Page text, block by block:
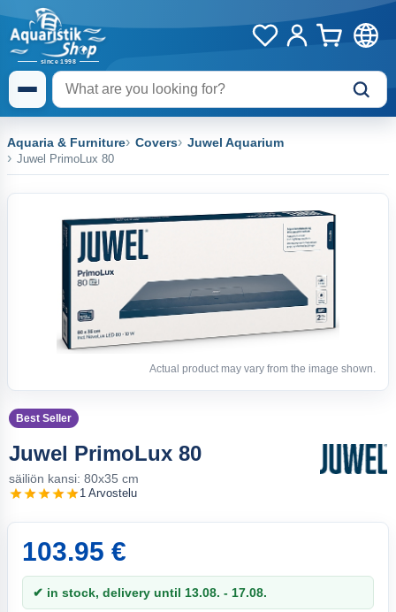
Aquaria & Furniture Covers Juwel Aquarium
Juwel PrimoLux 80
Actual product may vary from the image shown.
Best Seller
Juwel PrimoLux 80
säiliön kansi: 80x35 cm
1 Arvostelu
103.95 €
✔ in stock, delivery until 13.08. - 17.08.